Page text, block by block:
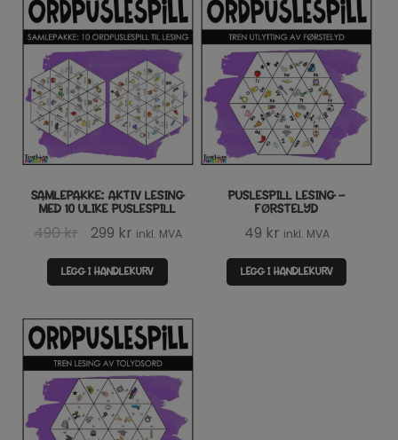
SAMLEPAKKE: AKTIV LESING
MED 10 ULIKE PUSLESPILL
490kr
Opprinnelig
pris
var:
299 krNåværende
pris
er:
inkl. MVA
LEGG I HANDLEKURV
PUSLESPILL LESING –
FØRSTELYD
49 kr inkl. MVA
LEGG I HANDLEKURV